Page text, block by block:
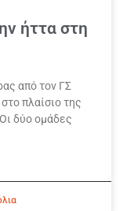
ήττα στη
από τον ΓΣ
πλαίσιο της
δύο ομάδες